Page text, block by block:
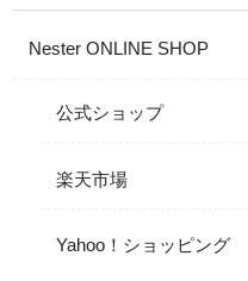
Nester ONLINE SHOP
公式ショップ
楽天市場
Yahoo！ショッピング